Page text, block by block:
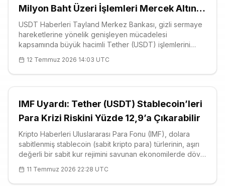
Milyon Baht Üzeri İşlemleri Mercek Altına
Alıyor
USDT Haberleri Tayland Merkez Bankası, gizli sermaye
hareketlerine yönelik genişleyen mücadelesi
kapsamında büyük hacimli Tether (USDT) işlemlerini
yürürlüğe girmesi beklenen düzenlemeye göre, 5 milyon
baht — yani yaklaşık 150 bin dolar —
12 Temmuz 2026 14:03 UTC
IMF Uyardı: Tether (USDT) Stablecoin’leri
Para Krizi Riskini Yüzde 12,9’a Çıkarabilir
Kripto Haberleri Uluslararası Para Fonu (IMF), dolara
sabitlenmiş stablecoin (sabit kripto para) türlerinin, aşırı
değerli bir sabit kur rejimini savunan ekonomilerde döviz
11 Temmuz 2026 22:28 UTC